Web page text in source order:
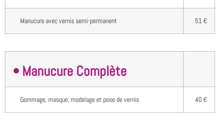
Manucure avec vernis semi-permanent 51 €
• Manucure Complète
Gommage, masque, modelage et pose de vernis 40 €